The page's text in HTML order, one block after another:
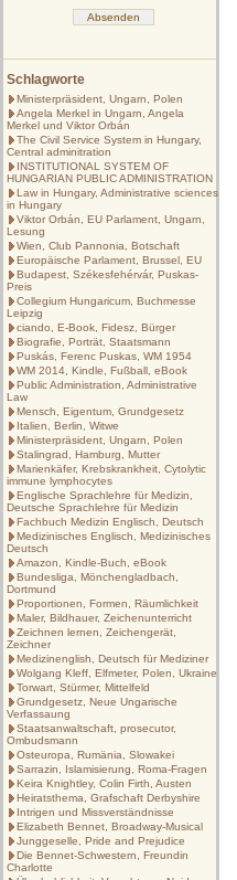
Schlagworte
Ministerpräsident, Ungarn, Polen
Angela Merkel in Ungarn, Angela
Merkel und Viktor Orbán
The Civil Service System in Hungary,
Central adminitration
INSTITUTIONAL SYSTEM OF
HUNGARIAN PUBLIC ADMINISTRATION
Law in Hungary, Administrative sciences
in Hungary
Viktor Orbán, EU Parlament, Ungarn,
Lesung
Wien, Club Pannonia, Botschaft
Europäische Parlament, Brussel, EU
Budapest, Székesfehérvár, Puskas-
Preis
Collegium Hungaricum, Buchmesse
Leipzig
ciando, E-Book, Fidesz, Bürger
Biografie, Porträt, Staatsmann
Puskás, Ferenc Puskas, WM 1954
WM 2014, Kindle, Fußball, eBook
Public Administration, Administrative
Law
Mensch, Eigentum, Grundgesetz
Italien, Berlin, Witwe
Ministerpräsident, Ungarn, Polen
Stalingrad, Hamburg, Mutter
Marienkäfer, Krebskrankheit, Cytolytic
immune lymphocytes
Englische Sprachlehre für Medizin,
Deutsche Sprachlehre für Medizin
Fachbuch Medizin Englisch, Deutsch
Medizinisches Englisch, Medizinisches
Deutsch
Amazon, Kindle-Buch, eBook
Bundesliga, Mönchengladbach,
Dortmund
Proportionen, Formen, Räumlichkeit
Maler, Bildhauer, Zeichenunterricht
Zeichnen lernen, Zeichengerät,
Zeichner
Medizinenglish, Deutsch für Mediziner
Wolgang Kleff, Elfmeter, Polen, Ukraine
Torwart, Stürmer, Mittelfeld
Grundgesetz, Neue Ungarische
Verfassaung
Staatsanwaltschaft, prosecutor,
Ombudsmann
Osteuropa, Rumänia, Slowakei
Sarrazin, Islamisierung, Roma-Fragen
Keira Knightley, Colin Firth, Austen
Heiratsthema, Grafschaft Derbyshire
Intrigen und Missverständnisse
Elizabeth Bennet, Broadway-Musical
Junggeselle, Pride and Prejudice
Die Bennet-Schwestern, Freundin
Charlotte